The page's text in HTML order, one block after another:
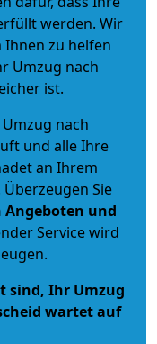
werden. Wir
Ihnen zu helfen
Umzug nach
ist.
nach
und alle Ihre
an Ihrem
Sie
und
Service wird
sind, Ihr Umzug
wartet auf